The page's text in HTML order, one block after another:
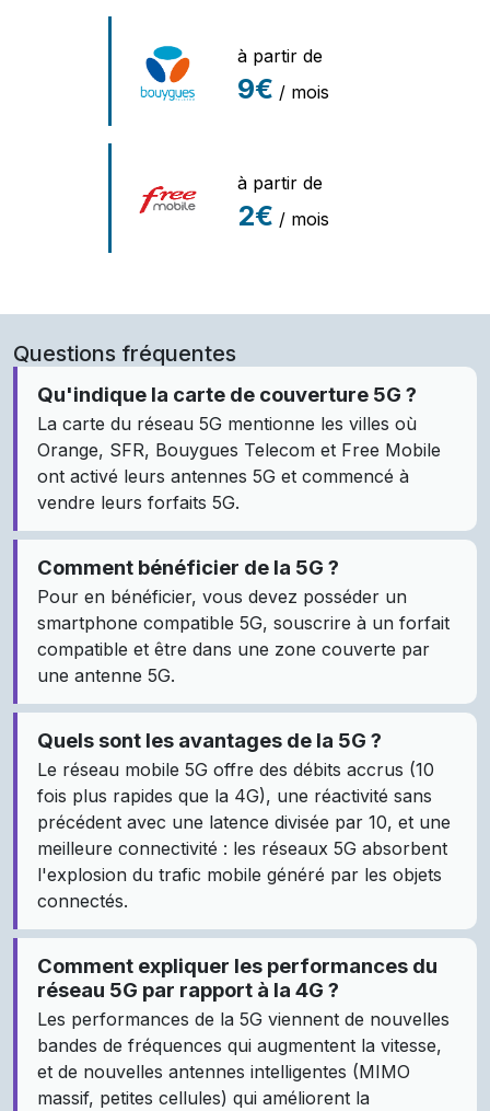
à partir de
9€ / mois
à partir de
2€ / mois
Questions fréquentes
Qu'indique la carte de couverture 5G ?
La carte du réseau 5G mentionne les villes où
Orange, SFR, Bouygues Telecom et Free Mobile
ont activé leurs antennes 5G et commencé à
vendre leurs forfaits 5G.
Comment bénéficier de la 5G ?
Pour en bénéficier, vous devez posséder un
smartphone compatible 5G, souscrire à un forfait
compatible et être dans une zone couverte par
une antenne 5G.
Quels sont les avantages de la 5G ?
Le réseau mobile 5G offre des débits accrus (10
fois plus rapides que la 4G), une réactivité sans
précédent avec une latence divisée par 10, et une
meilleure connectivité : les réseaux 5G absorbent
l'explosion du trafic mobile généré par les objets
connectés.
Comment expliquer les performances du
réseau 5G par rapport à la 4G ?
Les performances de la 5G viennent de nouvelles
bandes de fréquences qui augmentent la vitesse,
et de nouvelles antennes intelligentes (MIMO
massif, petites cellules) qui améliorent la